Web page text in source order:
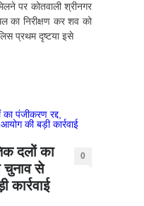
पर कोतवाली श्रीनगर
का निरीक्षण कर शव को
प्रथम दृष्टया इसे
दलों का
चुनाव से
0